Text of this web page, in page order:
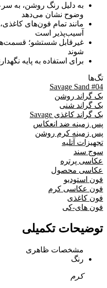
به دلیل رنگ روشن، به
وضوح نشان می‌دهد
مانند تمام فون‌های
آسیب‌پذیر است
غیرقابل شستشو؛ قسمت‌های
شوند
برای استفاده به پایه
تگ‌ها
Savage Sand #04
بک گراند روشن
بک گراند شنی
بک گراند کاغذی Savage
پس زمینه ضد انعکاس
پس زمینه کرم روشن
تجهیزات آتلیه
سوج سند
عکاسی پرتره
عکاسی محصول
فون استودیو
فون عکاسی کرم
فون کاغذی
فون های-کی
توضیحات تکمیلی
مشخصات ظاهری
رنگ
کرم